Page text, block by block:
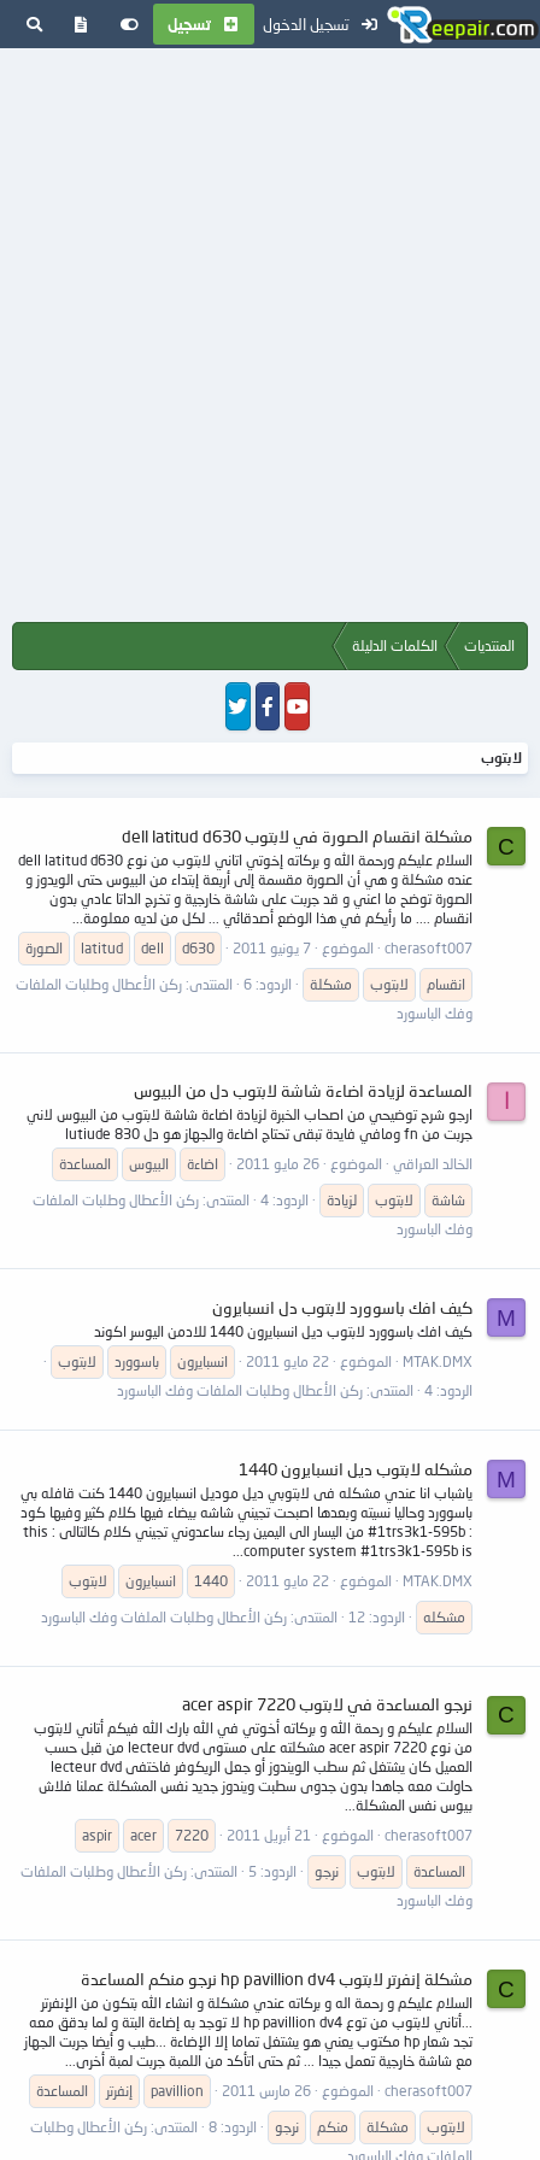
تسجيل الدخول تسجيل
المنتديات الكلمات الدليلة
لابتوب
C مشكلة انقسام الصورة في لابتوب dell latitud d630
السلام عليكم ورحمة الله و بركاته إخوتي اتاني لابتوب من نوع dell latitud d630
عنده مشكلة و هي أن الصورة مقسمة إلى أربعة إبتداء من البيوس حتى الويدوز و
الصورة توضح ما اعني و قد جربت على شاشة خارجية و تخرج الداتا عادي بدون
انقسام .... ما رأيكم في هذا الوضع أصدقائي ... لكل من لديه معلومة...
cherasoft007
الموضوع 7 يونيو 2011 d630
dell
latitud
الصورة
انقسام
لابتوب مشكلة الردود: 6 المنتدى: ركن الأعطال وطلبات الملفات
وفك الباسورد
المساعدة لزيادة اضاءة شاشة لابتوب دل من البيوس
ارجو شرح توضيحي من اصحاب الخبرة لزيادة اضاءة شاشة لابتوب من البيوس لاني
جربت من fn ومافي فايدة تبقى تحتاج اضاءة والجهاز هو دل 830 lutiude
الخالد العراقي
الموضوع 26 مايو 2011 اضاءة البيوس
المساعدة
شاشة
لابتوب لزيادة الردود: 4 المنتدى: ركن الأعطال وطلبات الملفات
وفك الباسورد
M كيف افك باسوورد لابتوب دل انسبايرون
كيف افك باسوورد لابتوب ديل انسبايرون 1440 للادمن اليوسر اكوند
MTAK.DMX
الموضوع 22 مايو 2011 انسبايرون باسوورد
لابتوب
الردود: 4
المنتدى: ركن الأعطال وطلبات الملفات وفك الباسورد
M مشكله لابتوب ديل انسبايرون 1440
ياشباب انا عندي مشكله فى لابتوبي ديل موديل انسبايرون 1440 كنت قافله بي
باسوورد وحاليا نسيته وبعدها اصبحت تجيني شاشه بيضاء فيها كلام كثير وفيها كود
: 1trs3k1-595b# من اليسار الى اليمين رجاء ساعدوني تجيني كلام كالتالى : this
computer system #1trs3k1-595b is...
MTAK.DMX
الموضوع 22 مايو 2011 1440 انسبايرون
لابتوب
مشكله
الردود: 12 المنتدى: ركن الأعطال وطلبات الملفات وفك الباسورد
C نرجو المساعدة في لابتوب acer aspir 7220
السلام عليكم و رحمة الله و بركاته أخوتي في الله بارك الله فيكم أتاني لابتوب
من نوع acer aspir 7220 مشكلته على مستوى lecteur dvd من قبل حسب
العميل كان يشتغل ثم سطب الويندوز أو جعل الريكوفر فاختفى lecteur dvd
حاولت معه جاهدا بدون جدوى سطبت ويندوز جديد نفس المشكلة عملنا فلاش
بيوس نفس المشكلة...
cherasoft007
الموضوع 21 أبريل 2011 7220
acer
aspir
المساعدة
لابتوب نرجو الردود: 5 المنتدى: ركن الأعطال وطلبات الملفات
وفك الباسورد
C مشكلة إنفرتر لابتوب hp pavillion dv4 نرجو منكم المساعدة
السلام عليكم و رحمة اله و بركاته عندي مشكلة و انشاء الله بتكون من الإنفرتر
...أتاني لابتوب من توع hp pavillion dv4 لا توجد به إضاءة البتة و لما بدقق معه
تجد شعار hp مكتوب يعني هو يشتغل تماما إلا الإضاءة ...طيب و أيضا جربت الجهاز
مع شاشة خارجية تعمل جيدا ... ثم حتى اتأكد من اللمبة جربت لمبة أخرى...
cherasoft007
الموضوع 26 مارس 2011 pavillion إنفرتر
المساعدة
لابتوب
مشكلة منكم نرجو الردود: 8 المنتدى: ركن الأعطال وطلبات
الملفات وفك الباسورد